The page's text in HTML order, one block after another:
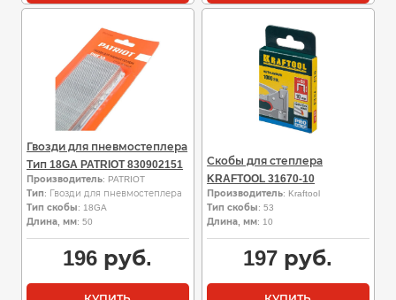
Гвозди для пневмостеплера
Тип 18GA PATRIOT 830902151
Производитель: PATRIOT
Тип: Гвозди для пневмостеплера
Тип скобы: 18GA
Длина, мм: 50
196 руб.
Скобы для степлера
KRAFTOOL 31670-10
Производитель: Kraftool
Тип скобы: 53
Длина, мм: 10
197 руб.